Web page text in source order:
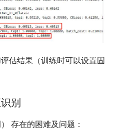
估结果（训练时可以设置固
别
存在的困难及问题：